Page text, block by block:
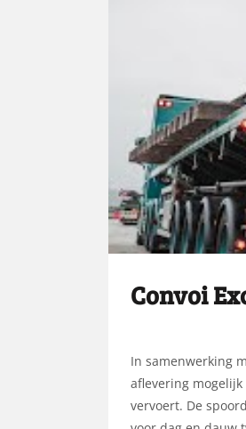
Convoi
​In samenwerking
aflevering
vervoert. De